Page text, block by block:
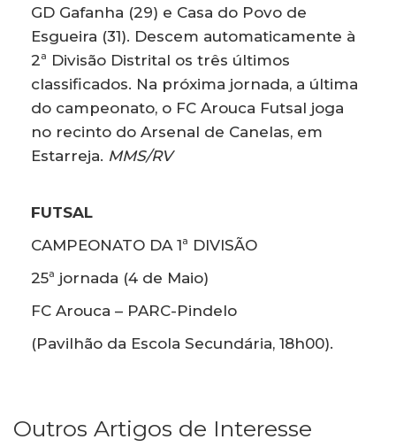
GD Gafanha (29) e Casa do Povo de
Esgueira (31). Descem automaticamente à
2ª Divisão Distrital os três últimos
classificados. Na próxima jornada, a última
do campeonato, o FC Arouca Futsal joga
no recinto do Arsenal de Canelas, em
Estarreja. MMS/RV
FUTSAL
CAMPEONATO DA 1ª DIVISÃO
25ª jornada (4 de Maio)
FC Arouca – PARC-Pindelo
(Pavilhão da Escola Secundária, 18h00).
Outros Artigos de Interesse